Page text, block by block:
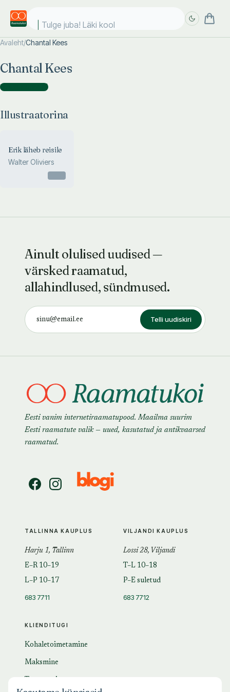
Tulge juba! Läki kooli
Avaleht/Chantal Kees
Chantal Kees
Illustraatorina )
Illustraatorina
Erik läheb reisile
Walter Oliviers
Ainult olulised uudised —
värsked raamatud,
allahindlused, sündmused.
Telli uudiskiri
Eesti vanim internetiraamatupood. Maailma suurim
Eesti raamatute valik — uued, kasutatud ja antikvaarsed
raamatud.
KLIENDITUGI
Kohaletoimetamine
Maksmine
TALLINNA KAUPLUS
Harju 1, Tallinn
E–R 10–19
L–P 10–17
683 7711
VILJANDI KAUPLUS
Lossi 28, Viljandi
T–L 10–18
P–E suletud
683 7712